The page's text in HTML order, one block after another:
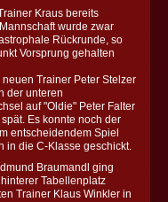
Kraus bereits
wurde zwar
Rückrunde, so
Vorsprung gehalten
Trainer Peter Stelzer
der unteren
auf "Oldie" Peter Falter
Es konnte noch der
entscheidendem Spiel
in die C-Klasse geschickt.
Braumandl ging
Tabellenplatz
Trainer Klaus Winkler in